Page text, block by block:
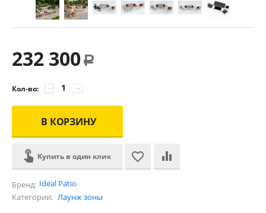
232 300 Р
Кол-во: +
−
В КОРЗИНУ
Купить в один клик
Бренд: Ideal Patio
Категории: Лаунж зоны